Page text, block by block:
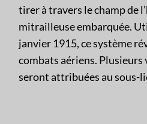
tirer à travers le champ de
mitrailleuse embarquée.
janvier 1915, ce système
combats aériens.
seront attribuées au sous-